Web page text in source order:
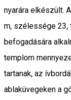
nyarára elkészült.
m, szélessége 23,
befogadására
templom
tartanak, az
ablaküvegeken a